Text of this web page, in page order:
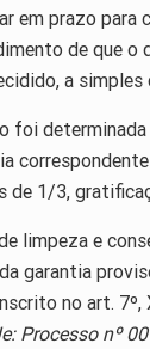
em prazo para
de que o
a
foi
de 1/3,
limpeza e
garantia
no art.
Processo nº